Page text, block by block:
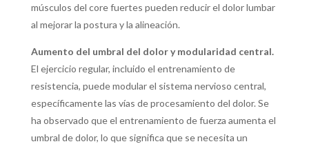
músculos del core fuertes pueden reducir el dolor lumbar
al mejorar la postura y la alineación.
Aumento del umbral del dolor y modularidad central.
El ejercicio regular, incluido el entrenamiento de
resistencia, puede modular el sistema nervioso central,
específicamente las vías de procesamiento del dolor. Se
ha observado que el entrenamiento de fuerza aumenta el
umbral de dolor, lo que significa que se necesita un